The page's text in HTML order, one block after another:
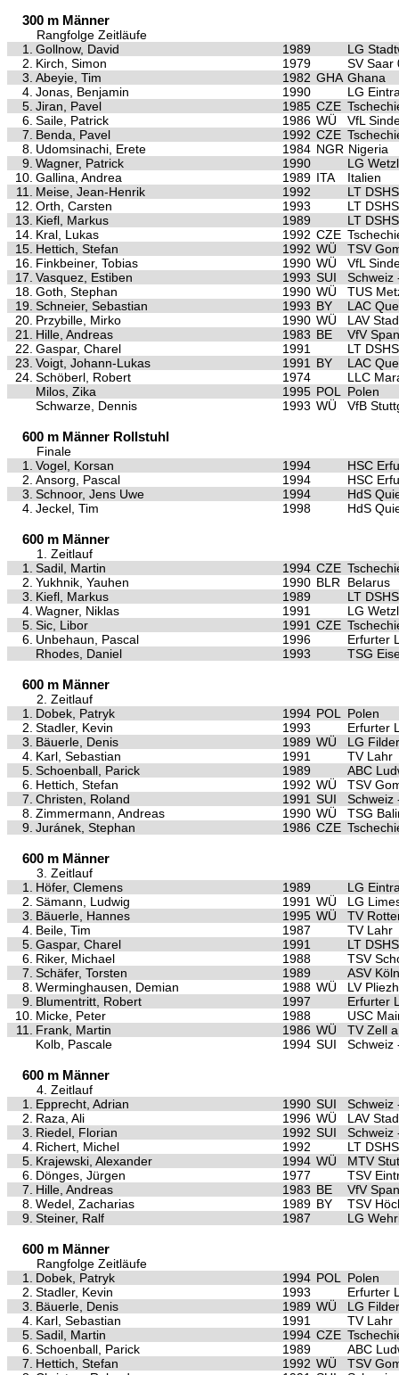
300 m Männer
Rangfolge Zeitläufe
1.
Gollnow, David 1989
LG
2. Kirch, Simon 1979
SV Saar
3. Abeyie, Tim 1982 GHA Ghana
4. Jonas, Benjamin 1990
LG
5. Jiran, Pavel 1985 CZE
6. Saile, Patrick 1986 WÜ
VfL
7. Benda, Pavel 1992 CZE
8. Udomsinachi, Erete 1984 NGR Nigeria
9. Wagner, Patrick 1990
LG
10. Gallina, Andrea 1989 ITA
Italien
11.
Meise, Jean-Henrik 1992
LT
12. Orth, Carsten 1993
LT
13. Kiefl, Markus 1989
LT
14. Kral, Lukas 1992 CZE
15. Hettich, Stefan 1992 WÜ
TSV
16. Finkbeiner, Tobias 1990 WÜ
VfL
17. Vasquez, Estiben 1993 SUI
Schweiz
18. Goth, Stephan 1990 WÜ
TUS
19. Schneier, Sebastian 1993 BY
LAC
20. Przybille, Mirko 1990 WÜ
LAV
21.
Hille, Andreas 1983 BE
VfV
22. Gaspar, Charel 1991
LT
23. Voigt, Johann-Lukas 1991 BY
LAC
24. Schöberl, Robert 1974
LLC
Milos, Zika
1995 POL
Polen
Schwarze, Dennis
1993 WÜ VfB
600 m Männer Rollstuhl
Finale
1.
Vogel, Korsan 1994
HSC
2. Ansorg, Pascal 1994
HSC
3. Schnoor, Jens Uwe 1994
HdS
4. Jeckel, Tim 1998 HdS
600 m Männer
1. Zeitlauf
1.
Sadil, Martin 1994 CZE
2. Yukhnik, Yauhen 1990 BLR
Belarus
3. Kiefl, Markus 1989
LT
4. Wagner, Niklas 1991
LG
5. Sic, Libor 1991 CZE
6. Unbehaun, Pascal 1996
Erfurter
Rhodes, Daniel
1993 TSG
600 m Männer
2. Zeitlauf
1.
Dobek, Patryk 1994 POL
Polen
2. Stadler, Kevin 1993
Erfurter
3. Bäuerle, Denis 1989 WÜ
LG Filder
4. Karl, Sebastian 1991
TV Lahr
5. Schoenball, Parick 1989
ABC
6. Hettich, Stefan 1992 WÜ
TSV
7. Christen, Roland 1991 SUI
Schweiz
8. Zimmermann, Andreas 1990 WÜ
TSG
9. Juránek, Stephan 1986 CZE
600 m Männer
3. Zeitlauf
1.
Höfer, Clemens 1989
LG
2. Sämann, Ludwig 1991 WÜ
LG
3. Bäuerle, Hannes 1995 WÜ
TV
4. Beile, Tim 1987
TV Lahr
5. Gaspar, Charel 1991
LT
6. Riker, Michael 1988
TSV
7. Schäfer, Torsten 1989
ASV Köln
8. Werminghausen, Demian 1988 WÜ
LV
9. Blumentritt, Robert 1997
Erfurter
10. Micke, Peter 1988
USC
11.
Frank, Martin 1986 WÜ
TV Zell
Kolb, Pascale
1994 SUI Schweiz
600 m Männer
4. Zeitlauf
1.
Epprecht, Adrian 1990 SUI
Schweiz
2. Raza, Ali 1996 WÜ
LAV
3. Riedel, Florian 1992 SUI
Schweiz
4. Richert, Michel 1992
LT
5. Krajewski, Alexander 1994 WÜ
MTV
6. Dönges, Jürgen 1977
TSV
7. Hille, Andreas 1983 BE
VfV
8. Wedel, Zacharias 1989 BY
TSV
9. Steiner, Ralf 1987 LG
600 m Männer
Rangfolge Zeitläufe
1.
Dobek, Patryk 1994 POL
Polen
2. Stadler, Kevin 1993
Erfurter
3. Bäuerle, Denis 1989 WÜ
LG Filder
4. Karl, Sebastian 1991
TV Lahr
5. Sadil, Martin 1994 CZE
6. Schoenball, Parick 1989
ABC
7. Hettich, Stefan 1992 WÜ
TSV